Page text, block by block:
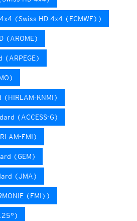
4x4 (Swiss HD 4x4 (ECMWF))
(AROME)
(ARPEGE)
(HIRLAM-KNMI)
(ACCESS-G)
FMI)
(GEM)
(JMA)
(FMI))